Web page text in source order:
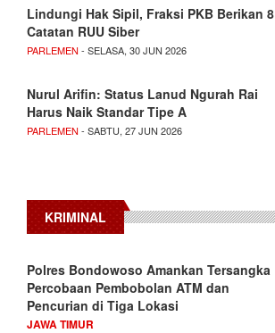
Lindungi Hak Sipil, Fraksi PKB Berikan 8
Catatan RUU Siber
PARLEMEN - SELASA, 30 JUN 2026
Nurul Arifin: Status Lanud Ngurah Rai
Harus Naik Standar Tipe A
PARLEMEN - SABTU, 27 JUN 2026
KRIMINAL
Polres Bondowoso Amankan Tersangka
Percobaan Pembobolan ATM dan
Pencurian di Tiga Lokasi
JAWA TIMUR